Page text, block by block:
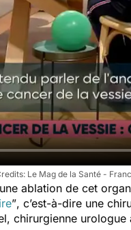
Le Mag de la Santé -
ablation de cet
”, c’est-à-dire une
chirurgienne